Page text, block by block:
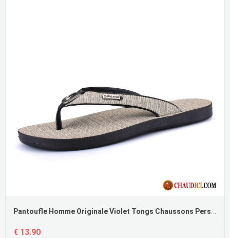
Pantoufle Homme Originale Violet Tongs Chaussons Personnalité Intérieur Homme Sandales Pas Cher
€ 13.90